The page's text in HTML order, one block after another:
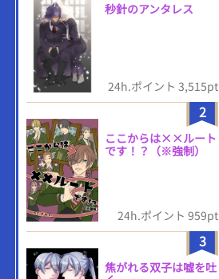
秒針のアンタレス
24h.ポイント 3,515pt
2
ここからは××ルート
です！？（※強制）
24h.ポイント 959pt
3
焦がれる双子は嘘を吐